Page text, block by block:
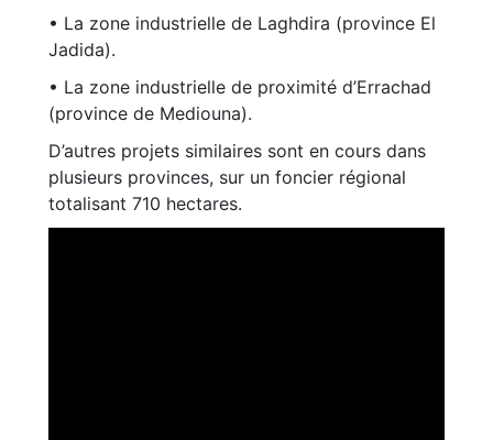
• La zone industrielle de Laghdira (province El
Jadida).
• La zone industrielle de proximité d’Errachad
(province de Mediouna).
D’autres projets similaires sont en cours dans
plusieurs provinces, sur un foncier régional
totalisant 710 hectares.